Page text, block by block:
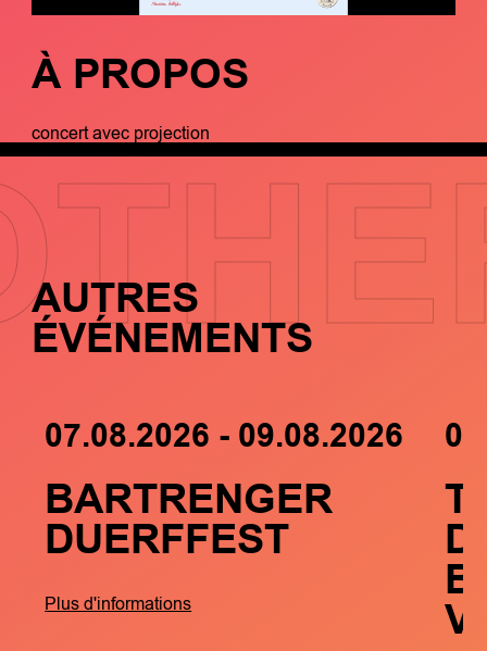
À PROPOS
concert avec projection
AUTRES
ÉVÉNEMENTS
07.08.2026 - 09.08.2026
BARTRENGER
DUERFFEST
Plus d'informations